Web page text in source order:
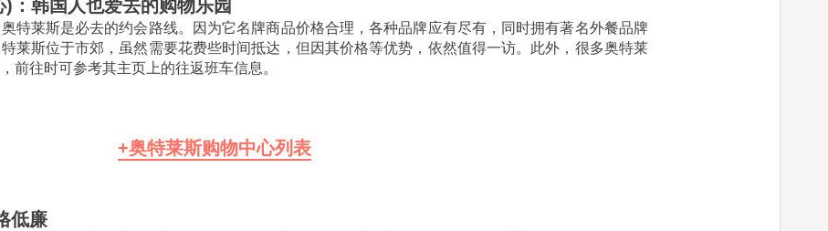
：韩国人也爱去的购物乐园
特莱斯是必去的约会路线。因为它名牌商品价格合理，各种品牌应有尽有，同时拥有著名外餐品牌
莱斯位于市郊，虽然需要花费些时间抵达，但因其价格等优势，依然值得一访。此外，很多奥特莱
前往时可参考其主页上的往返班车信息。
+奥特莱斯购物中心列表
低廉